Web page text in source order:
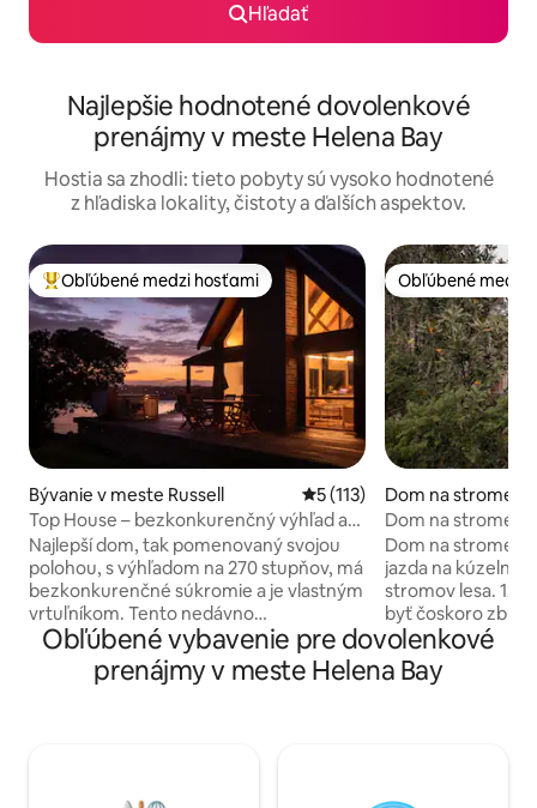
Hľadať
Najlepšie hodnotené dovolenkové
prenájmy v meste Helena Bay
Hostia sa zhodli: tieto pobyty sú vysoko hodnotené
z hľadiska lokality, čistoty a ďalších aspektov.
Najobľúbenejšie medzi hosťami
Obľúbené medzi hosťami
Bývanie v meste Russell Priemerné ohodnotenie 5 z
5 (113)
Top House – bezkonkurenčný výhľad a
súkromie
Najlepší dom, tak pomenovaný svojou
polohou, s výhľadom na 270 stupňov, má
bezkonkurenčné súkromie a je vlastným
vrtuľníkom. Tento nedávno
zrekonštruovaný dom s 3 spálňami sa
nachádza na 330 akroch súkromnej
poľnohospodárskej pôdy. Dom bol
stupňových podlažiach, Wi-Fi, dvoch
Obľúbené medzi
Obľúbené medzi
Dom na strome v
nnellys Crossing
Dom na strome v
Regenerované
Dom na strome v
jazda na
stromov lesa. 120-ročná vila Kauri mala
byť čoskoro
francúzske
dosky, okná,
armatúry a
koruny stromov.
Obľúbené vybavenie pre dovolenkové
prenájmy v meste Helena Bay